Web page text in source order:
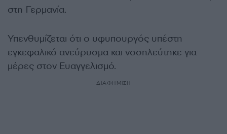
στη Γερμανία.
Υπενθυμίζεται ότι ο υφυπουργός υπέστη
εγκεφαλικό ανεύρυσμα και νοσηλεύτηκε για
μέρες στον Ευαγγελισμό.
ΔΙΑΦΗΜΙΣΗ